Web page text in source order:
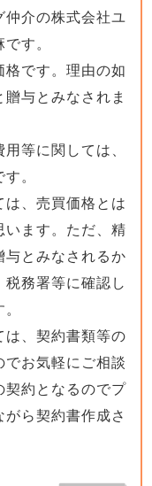
介の株式会社ユ
す。
です。理由の如
与とみなされま
等に関しては、
。
、売買価格とは
います。ただ、精
与とみなされるか
務署等に確認し
は、契約書類等の
お気軽にご相談
契約となるのでプ
ら契約書作成さ